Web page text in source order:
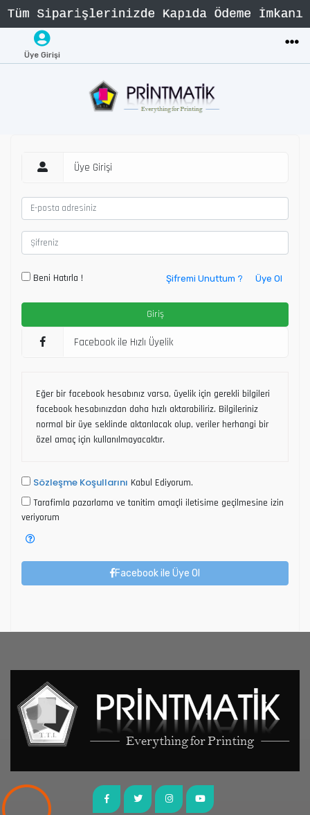
Üye Girişi
Üye Girişi
Beni Hatırla ! Üye Ol
Şifremi Unuttum ?
Facebook ile Hızlı Üyelik
Eğer bir facebook hesabınız varsa, üyelik için gerekli bilgileri
facebook hesabınızdan daha hızlı aktarabiliriz. Bilgileriniz
normal bir üye seklinde aktarılacak olup, veriler herhangi bir
özel amaç için kullanılmayacaktır.
Sözleşme Koşullarını Kabul Ediyorum.
Tarafimla pazarlama ve tanitim amaçli iletisime geçilmesine izin
veriyorum
Facebook ile Üye Ol